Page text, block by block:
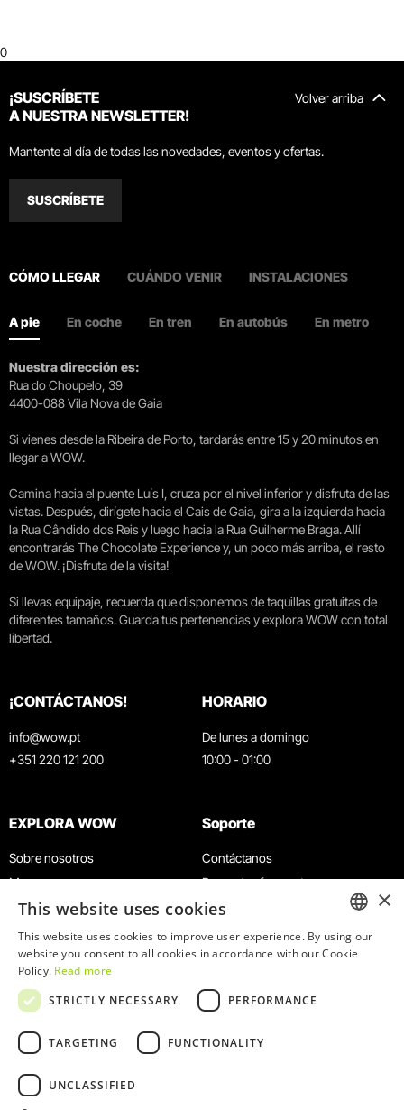
0
Volver arriba
¡SUSCRÍBETE
A NUESTRA NEWSLETTER!
Mantente al día de todas las novedades, eventos y ofertas.
SUSCRÍBETE
CÓMO LLEGAR CUÁNDO VENIR INSTALACIONES
A pie En coche En tren En autobús En metro
Nuestra dirección es:
Rua do Choupelo, 39
4400-088 Vila Nova de Gaia
Si vienes desde la Ribeira de Porto, tardarás entre 15 y 20 minutos en
llegar a WOW.
Camina hacia el puente Luís I, cruza por el nivel inferior y disfruta de las
vistas. Después, dirígete hacia el Cais de Gaia, gira a la izquierda hacia
la Rua Cândido dos Reis y luego hacia la Rua Guilherme Braga. Allí
encontrarás The Chocolate Experience y, un poco más arriba, el resto
de WOW. ¡Disfruta de la visita!
Si llevas equipaje, recuerda que disponemos de taquillas gratuitas de
diferentes tamaños. Guarda tus pertenencias y explora WOW con total
libertad.
¡CONTÁCTANOS!
info@wow.pt
+351 220 121 200
HORARIO
De lunes a domingo
10:00 - 01:00
EXPLORA WOW
Sobre nosotros
Museos
Agenda
Noticias
Restaurantes
Tarjeta WOW
Grupos y eventos
Servicio educativo
Soporte
Contáctanos
Preguntas frecuentes
Términos y condiciones
Política de privacidad y cookies
Trabaja con nosotros
Libro de reclamaciones
ENGLISH
×
This website uses cookies
This website uses cookies to improve user experience. By using our
website you consent to all cookies in accordance with our Cookie
Policy. Read more
STRICTLY NECESSARY
PERFORMANCE
TARGETING FUNCTIONALITY
UNCLASSIFIED